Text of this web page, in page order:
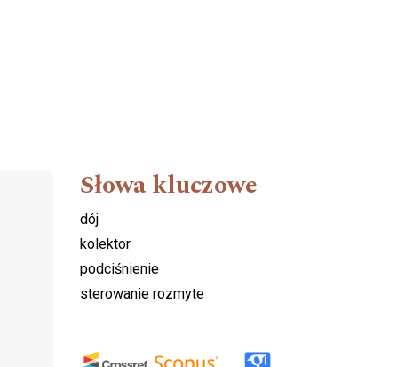
Słowa kluczowe
dój
kolektor
podciśnienie
sterowanie rozmyte